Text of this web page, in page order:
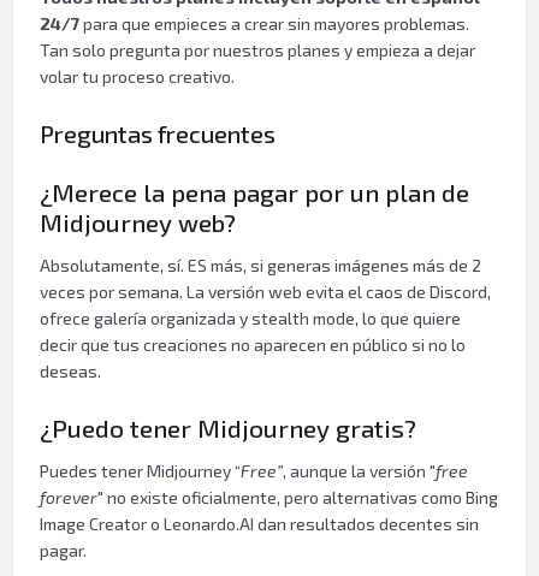
24/7para que empieces a crear sin mayores problemas.
Tan solo pregunta por nuestros planes y empieza a dejar
volar tu proceso creativo.
Preguntas frecuentes
¿Merece la pena pagar por un plan de
Midjourney web?
Absolutamente, sí. ES más, si generas imágenes más de 2
veces por semana. La versión web evita el caos de Discord,
ofrece galería organizada y stealth mode, lo que quiere
decir que tus creaciones no aparecen en público si no lo
deseas.
¿Puedo tener Midjourney gratis?
Puedes tener Midjourney “Free”, aunque la versión "free
forever" no existe oficialmente, pero alternativas como Bing
Image Creator o Leonardo.AI dan resultados decentes sin
pagar.